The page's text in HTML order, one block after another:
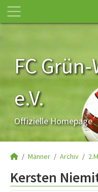
FC
e.V.
Offizielle Homepage
Männer Archiv
Kersten